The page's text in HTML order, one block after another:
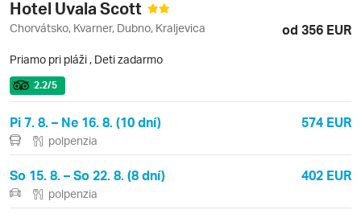
Hotel Uvala Scott
Chorvátsko, Kvarner, Dubno, Kraljevica od 356 EUR
Priamo pri pláži , Deti zadarmo
2.2/5
Pi 7. 8. – Ne 16. 8. (10 dní) 574 EUR
polpenzia
So 15. 8. – So 22. 8. (8 dní) 402 EUR
polpenzia